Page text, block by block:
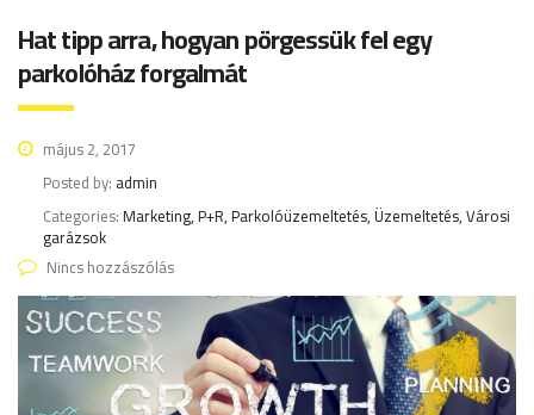
Hat tipp arra, hogyan pörgessük fel egy
parkolóház forgalmát
május 2, 2017
Posted by: admin
Categories:Marketing, P+R, Parkolóüzemeltetés, Üzemeltetés, Városi
garázsok
Nincs hozzászólás